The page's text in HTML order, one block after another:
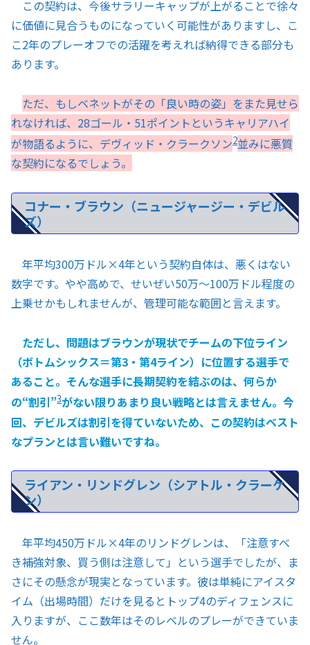
この契約は、今後サラリーキャップが上がることで徐々
に価値に見合うものになっていく可能性がありますし、こ
こ2年のプレーオフでの活躍を考えれば納得できる部分も
あります。
ただ、もしベネットがその「良い時の姿」をまた見せら
れなければ、28ゴール・51ポイントというキャリアハイ
が物語るように、デヴィッド・クラークソン2並みに悪質
な契約になるでしょう。
コナー・ブラウン（ニュージャージー・デビル
ズ）
年平均300万ドル×4年という契約自体は、悪くはない
数字です。やや高めで、せいぜい50万〜100万ドル程度の
上乗せかもしれませんが、管理可能な範囲と言えます。
ただし、問題はブラウンが現状でチームの下位ライン
（ボトムシックス＝第3・第4ライン）に位置する選手で
あること。そんな選手に長期契約を結ぶのは、何らか
の“割引”3がない限りあまり良い戦略とは言えません。今
回、デビルズは割引を得ていないため、この契約はベスト
なプランとは言い難いですね。
ライアン・リンドグレン（シアトル・クラーケ
ン）
年平均450万ドル×4年のリンドグレンは、「注意すべ
き補強対象、買う側は注意して」という選手でしたが、ま
さにその懸念が現実となっています。彼は単純にアイスタ
イム（出場時間）だけを見るとトップ4のディフェンスに
入りますが、ここ数年はそのレベルのプレーができていま
せん。